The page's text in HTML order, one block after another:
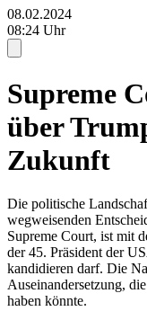
08.02.2024
08:24 Uhr
Supreme
über
Zukunft
Die politische
wegweisenden
Supreme Court, ist mit
der 45. Präsident der
kandidieren darf. Die
Auseinandersetzung,
haben könnte.